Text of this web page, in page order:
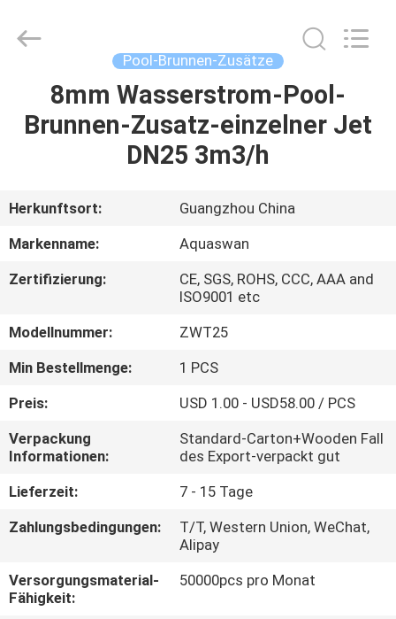
HAUS
ÜBER
UNS
FABRIK-
AUSFLUG
QUALITÄTSKONTROLLE
TRETEN
SIE
MIT
UNS
VERBINDUNG
co,.ltd.
Pool-Brunnen-Zusätze
8mm Wasserstrom-Pool-
Brunnen-Zusatz-einzelner Jet
DN25 3m3/h
Herkunftsort:
Guangzhou China
Markenname:
Aquaswan
Zertifizierung:
CE, SGS, ROHS, CCC, AAA and
ISO9001 etc
Modellnummer:
ZWT25
Min Bestellmenge:
1 PCS
Preis:
USD 1.00 - USD58.00 / PCS
Verpackung
Informationen:
Standard-Carton+Wooden Fall
des Export-verpackt gut
Lieferzeit:
7 - 15 Tage
Zahlungsbedingungen:
T/T, Western Union, WeChat,
Alipay
Versorgungsmaterial-
Fähigkeit:
50000pcs pro Monat